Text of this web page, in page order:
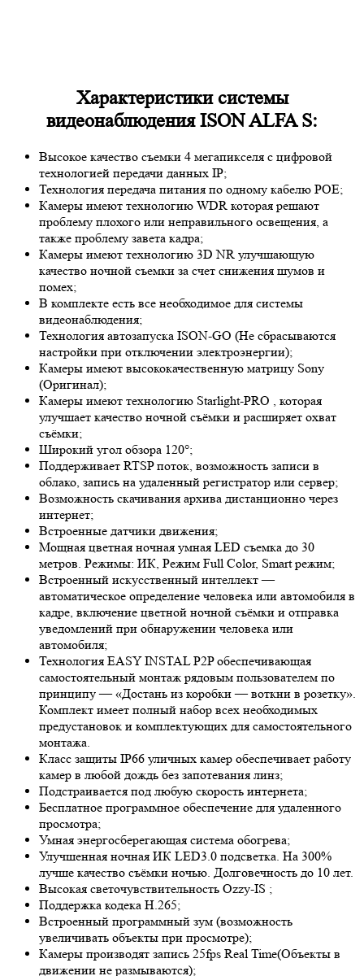
Характеристики системы
видеонаблюдения ISON ALFA S:
Высокое качество съемки 4 мегапикселя с цифровой
технологией передачи данных IP;
Технология передача питания по одному кабелю POE;
Камеры имеют технологию WDR которая решают
проблему плохого или неправильного освещения, а
также проблему завета кадра;
Камеры имеют технологию 3D NR улучшающую
качество ночной съемки за счет снижения шумов и
помех;
В комплекте есть все необходимое для системы
видеонаблюдения;
Технология автозапуска ISON-GO (Не сбрасываются
настройки при отключении электроэнергии);
Камеры имеют высококачественную матрицу Sony
(Оригинал);
Камеры имеют технологию Starlight-PRO , которая
улучшает качество ночной съёмки и расширяет охват
съёмки;
Широкий угол обзора 120°;
Поддерживает RTSP поток, возможность записи в
облако, запись на удаленный регистратор или сервер;
Возможность скачивания архива дистанционно через
интернет;
Встроенные датчики движения;
Мощная цветная ночная умная LED съемка до 30
метров. Режимы: ИК, Режим Full Color, Smart режим;
Встроенный искусственный интеллект —
автоматическое определение человека или автомобиля в
кадре, включение цветной ночной съёмки и отправка
уведомлений при обнаружении человека или
автомобиля;
Технология EASY INSTAL P2P обеспечивающая
самостоятельный монтаж рядовым пользователем по
принципу — «Достань из коробки — воткни в розетку».
Комплект имеет полный набор всех необходимых
предустановок и комплектующих для самостоятельного
монтажа.
Класс защиты IP66 уличных камер обеспечивает работу
камер в любой дождь без запотевания линз;
Подстраивается под любую скорость интернета;
Бесплатное программное обеспечение для удаленного
просмотра;
Умная энергосберегающая система обогрева;
Улучшенная ночная ИК LED3.0 подсветка. На 300%
лучше качество съёмки ночью. Долговечность до 10 лет.
Высокая светочувствительность Ozzy-IS ;
Поддержка кодека H.265;
Встроенный программный зум (возможность
увеличивать объекты при просмотре);
Камеры производят запись 25fps Real Time(Объекты в
движении не размываются);